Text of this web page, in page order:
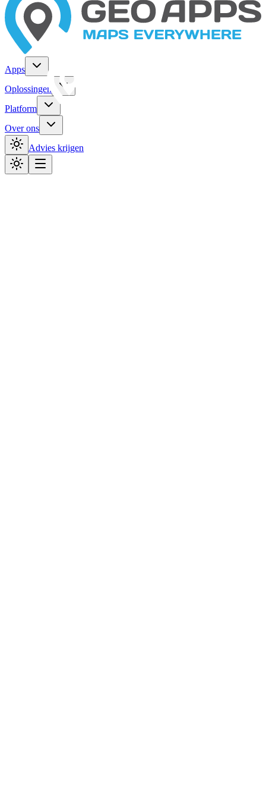
Apps
Oplossingen
Platform
Over ons
Advies krijgen